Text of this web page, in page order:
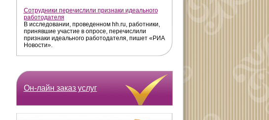
Сотрудники перечислили признаки идеального
работодателя
В исследовании, проведенном hh.ru, работники,
принявшие участие в опросе, перечислили
признаки идеального работодателя, пишет «РИА
Новости».
Он-лайн заказ услуг